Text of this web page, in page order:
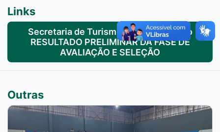
Links
Secretaria de Turismo torna público do
RESULTADO PRELIMINAR DA FASE DE
AVALIAÇÃO E SELEÇÃO
Outras